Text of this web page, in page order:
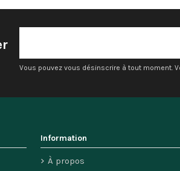
Vous pouvez vous désinscrire à tout moment.
Information
À propos